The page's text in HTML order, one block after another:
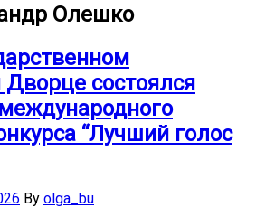
Олешко
состоялся
“Лучший голос
By olga_bu